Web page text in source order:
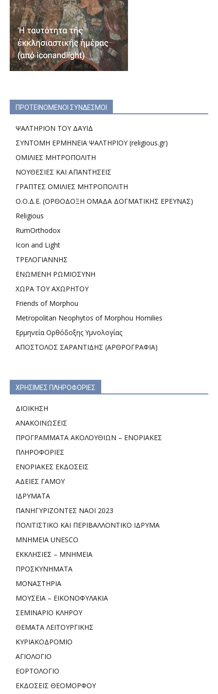
ΠΡΟΤΕΙΝΟΜΕΝΟΙ ΣΥΝΔΕΣΜΟΙ
ΨΑΛΤΗΡΙΟΝ ΤΟΥ ΔΑΥΙΔ
ΣΥΝΤΟΜΗ ΕΡΜΗΝΕΙΑ ΨΑΛΤΗΡΙΟΥ (religious.gr)
ΟΜΙΛΙΕΣ ΜΗΤΡΟΠΟΛΙΤΗ
ΝΟΥΘΕΣΙΕΣ ΚΑΙ ΑΠΑΝΤΗΣΕΙΣ
ΓΡΑΠΤΕΣ ΟΜΙΛΙΕΣ ΜΗΤΡΟΠΟΛΙΤΗ
Ο.Ο.Δ.Ε. (ΟΡΘΟΔΟΞΗ ΟΜΑΔΑ ΔΟΓΜΑΤΙΚΗΣ ΕΡΕΥΝΑΣ)
Religious
RumOrthodox
Icon and Light
ΤΡΕΛΟΓΙΑΝΝΗΣ
ΕΝΩΜΕΝΗ ΡΩΜΙΟΣΥΝΗ
ΧΩΡΑ ΤΟΥ ΑΧΩΡΗΤΟΥ
Friends of Morphou
Metropolitan Neophytos of Morphou Homilies
Ερμηνεία Ορθόδοξης Υμνολογίας
ΑΠΟΣΤΟΛΟΣ ΣΑΡΑΝΤΙΔΗΣ (ΑΡΘΡΟΓΡΑΦΙΑ)
ΧΡΗΣΙΜΕΣ ΠΛΗΡΟΦΟΡΙΕΣ
ΔΙΟΙΚΗΣΗ
ΑΝΑΚΟΙΝΩΣΕΙΣ
ΠΡΟΓΡΑΜΜΑΤΑ ΑΚΟΛΟΥΘΙΩΝ – ΕΝΟΡΙΑΚΕΣ
ΠΛΗΡΟΦΟΡΙΕΣ
ΕΝΟΡΙΑΚΕΣ ΕΚΔΟΣΕΙΣ
ΑΔΕΙΕΣ ΓΑΜΟΥ
ΙΔΡΥΜΑΤΑ
ΠΑΝΗΓΥΡΙΖΟΝΤΕΣ ΝΑΟΙ 2023
ΠΟΛΙΤΙΣΤΙΚΟ ΚΑΙ ΠΕΡΙΒΑΛΛΟΝΤΙΚΟ ΙΔΡΥΜΑ
ΜΝΗΜΕΙΑ UNESCO
ΕΚΚΛΗΣΙΕΣ – ΜΝΗΜΕΙΑ
ΠΡΟΣΚΥΝΗΜΑΤΑ
ΜΟΝΑΣΤΗΡΙΑ
ΜΟΥΣΕΙΑ – ΕΙΚΟΝΟΦΥΛΑΚΙΑ
ΣΕΜΙΝΑΡΙΟ ΚΛΗΡΟΥ
ΘΕΜΑΤΑ ΛΕΙΤΟΥΡΓΙΚΗΣ
ΚΥΡΙΑΚΟΔΡΟΜΙΟ
ΑΓΙΟΛΟΓΙΟ
ΕΟΡΤΟΛΟΓΙΟ
ΕΚΔΟΣΕΙΣ ΘΕΟΜΟΡΦΟΥ